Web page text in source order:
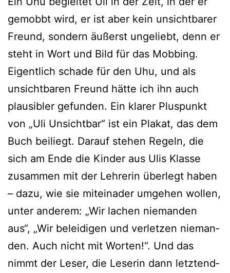
gemobbt wird, er ist aber kein unsicht­ba­rer
Freund, son­dern äußerst unge­liebt, denn er
steht in Wort und Bild für das Mobbing.
Eigentlich scha­de für den Uhu, und als
unsicht­ba­ren Freund hät­te ich ihn auch
plau­si­bler gefun­den. Ein kla­rer Pluspunkt
von „Uli Unsichtbar“ ist ein Plakat, das dem
Buch bei­liegt. Darauf ste­hen Regeln, die
sich am Ende die Kinder aus Ulis Klasse
zusam­men mit der Lehrerin über­legt haben
– dazu, wie sie mit­ein­ader umge­hen wol­len,
unter ande­rem: „Wir lachen nie­man­den
aus“, „Wir belei­di­gen und ver­let­zen nie­man­
den. Auch nicht mit Worten!“. Und das
nimmt der Leser, die Leserin dann letzt­end­